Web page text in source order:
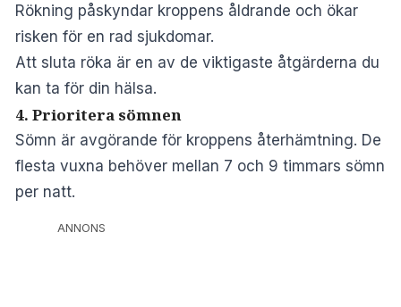
Rökning påskyndar kroppens åldrande och ökar
risken för en rad sjukdomar.
Att sluta röka är en av de viktigaste åtgärderna du
kan ta för din hälsa.
4. Prioritera sömnen
Sömn är avgörande för kroppens återhämtning. De
flesta vuxna behöver mellan 7 och 9 timmars sömn
per natt.
ANNONS